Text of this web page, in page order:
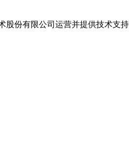
股份有限公司运营并提供技术支持